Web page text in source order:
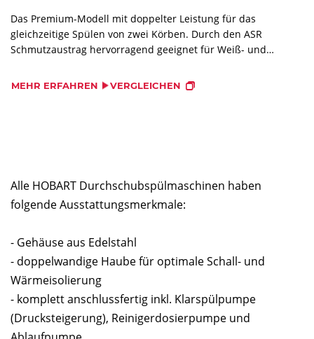
Das Premium-Modell mit doppelter Leistung für das
gleichzeitige Spülen von zwei Körben. Durch den ASR
Schmutzaustrag hervorragend geeignet für Weiß- und
Verschmutzung.
MEHR ERFAHREN VERGLEICHEN
Alle HOBART Durchschubspülmaschinen haben
folgende Ausstattungsmerkmale:
- Gehäuse aus Edelstahl
- doppelwandige Haube für optimale Schall- und
Wärmeisolierung
- komplett anschlussfertig inkl. Klarspülpumpe
(Drucksteigerung), Reinigerdosierpumpe und